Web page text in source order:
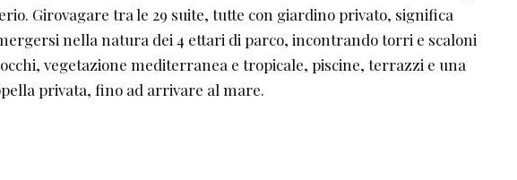
Girovagare tra le 29 suite, tutte con giardino privato, significa
nella natura dei 4 ettari di parco, incontrando torri e scaloni
vegetazione mediterranea e tropicale, piscine, terrazzi e una
privata, fino ad arrivare al mare.